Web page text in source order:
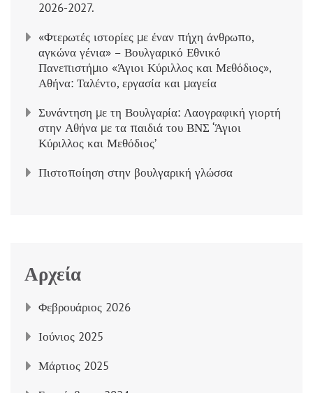
2026-2027.
«Φτερωτές ιστορίες με έναν πήχη άνθρωπο,
αγκώνα γένια» – Βουλγαρικό Εθνικό
Πανεπιστήμιο «Άγιοι Κύριλλος και Μεθόδιος»,
Αθήνα: Ταλέντο, εργασία και μαγεία
Συνάντηση με τη Βουλγαρία: Λαογραφική γιορτή
στην Αθήνα με τα παιδιά του ΒΝΣ ‘Άγιοι
Κύριλλος και Μεθόδιος’
Πιστοποίηση στην βουλγαρική γλώσσα
Αρχεία
Φεβρουάριος 2026
Ιούνιος 2025
Μάρτιος 2025